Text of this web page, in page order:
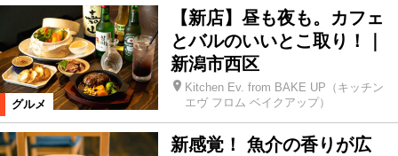
グルメ
【新店】昼も夜も。カフェ
とバルのいいとこ取り！｜
新潟市西区
Kitchen Ev. from BAKE UP（キッチン
エヴ フロム ベイクアップ）
新感覚！ 魚介の香りが広